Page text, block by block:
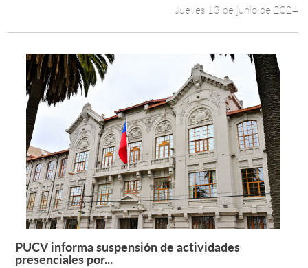
Jueves 13 de junio de 2024
Leer más +
PUCV informa suspensión de actividades
presenciales por...